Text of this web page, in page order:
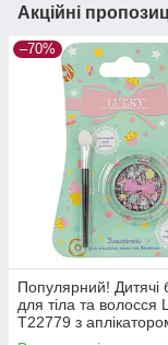
Акційні
–70%
Популярний! Дитячі
для тіла та волосся
T22779 з
Краща якість тільки на